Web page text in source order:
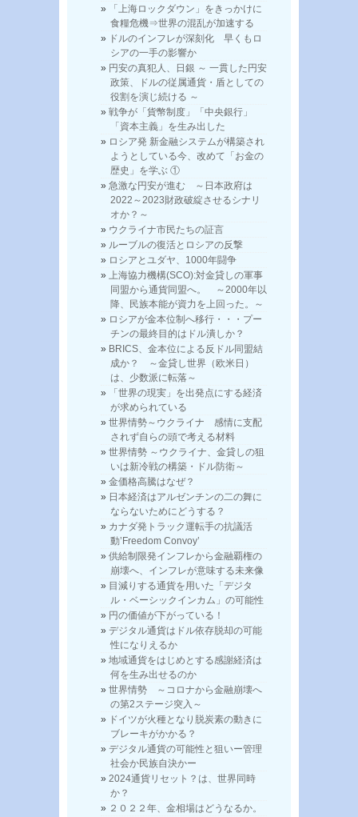
「上海ロックダウン」をきっかけに
食糧危機⇒世界の混乱が加速する
ドルのインフレが深刻化 早くもロ
シアの一手の影響か
円安の真犯人、日銀 ～ 一貫した円安
政策、ドルの従属通貨・盾としての
役割を演じ続ける ～
戦争が「貨幣制度」「中央銀行」
「資本主義」を生み出した
ロシア発 新金融システムが構築され
ようとしている今、改めて「お金の
歴史」を学ぶ ①
急激な円安が進む ～日本政府は
2022～2023財政破綻させるシナリ
オか？～
ウクライナ市民たちの証言
ルーブルの復活とロシアの反撃
ロシアとユダヤ、1000年闘争
上海協力機構(SCO):対金貸しの軍事
同盟から通貨同盟へ。 ～2000年以
降、民族本能が資力を上回った。～
ロシアが金本位制へ移行・・・プー
チンの最終目的はドル潰しか？
BRICS、金本位による反ドル同盟結
成か？ ～金貸し世界（欧米日）
は、少数派に転落～
「世界の現実」を出発点にする経済
が求められている
世界情勢～ウクライナ 感情に支配
されず自らの頭で考える材料
世界情勢 ～ウクライナ、金貸しの狙
いは新冷戦の構築・ドル防衛～
金価格高騰はなぜ？
日本経済はアルゼンチンの二の舞に
ならないためにどうする？
カナダ発トラック運転手の抗議活
動’Freedom Convoy’
供給制限発インフレから金融覇権の
崩壊へ、インフレが意味する未来像
目減りする通貨を用いた「デジタ
ル・ベーシックインカム」の可能性
円の価値が下がっている！
デジタル通貨はドル依存脱却の可能
性になりえるか
地域通貨をはじめとする感謝経済は
何を生み出せるのか
世界情勢 ～コロナから金融崩壊へ
の第2ステージ突入～
ドイツが火種となり脱炭素の動きに
ブレーキがかかる？
デジタル通貨の可能性と狙いー管理
社会か民族自決かー
2024通貨リセット？は、世界同時
か？
２０２２年、金相場はどうなるか。